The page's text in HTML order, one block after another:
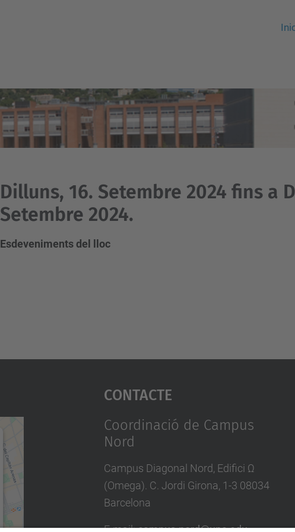
Dilluns, 16. Setembre 2024 fins a
Setembre 2024.
Esdeveniments del lloc
Contacte
Coordinació de Campus
Nord
Campus Diagonal Nord, Edifici Ω
(Omega). C. Jordi Girona, 1-3 08034
Barcelona
E-mail:campus.nord@upc.edu